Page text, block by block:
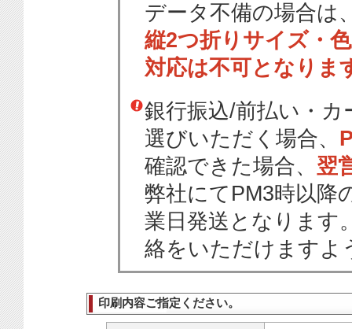
データ不備の場合は
縦2つ折りサイズ・
対応は不可となりま
銀行振込/前払い・
選びいただく場合、
確認できた場合、 翌
弊社にてPM3時以降
業日発送となります
絡をいただけますよ
印刷内容ご指定ください。